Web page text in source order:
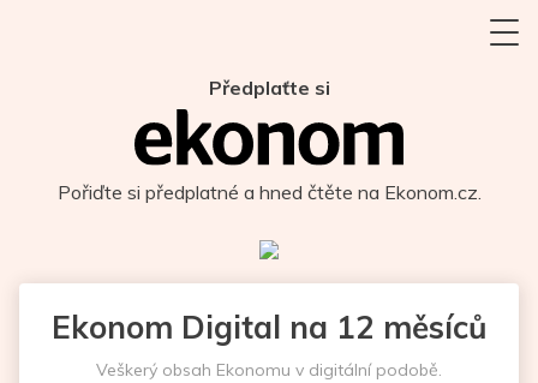
Předplaťte si
Pořiďte si předplatné a hned čtěte na Ekonom.cz.
Ekonom Digital na 12 měsíců
Veškerý obsah Ekonomu v digitální podobě.